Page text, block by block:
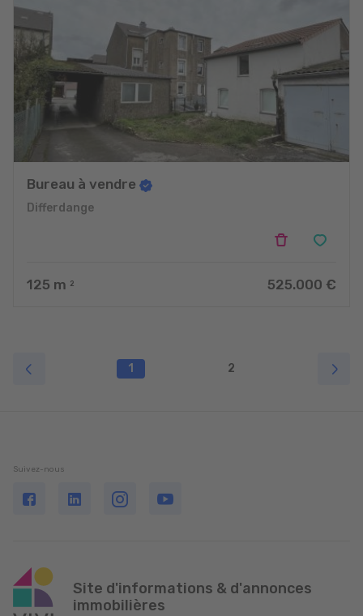
Bureau à vendre
Differdange
125 m 2 525.000 €
1 2
Suivez-nous
Site d'informations & d'annonces
immobilières